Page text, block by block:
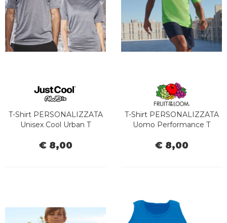
TEMPO
LIBERO
T-Shirt PERSONALIZZATA
Unisex Cool Urban T
€ 8,00
T-Shirt PERSONALIZZATA
Uomo Performance T
€ 8,00